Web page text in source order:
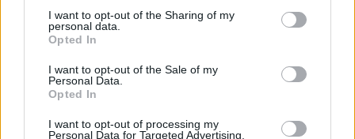
I want to opt-out of the Sharing of my
personal data.
Opted In
I want to opt-out of the Sale of my
Personal Data.
Opted In
I want to opt-out of processing my
Personal Data for Targeted Advertising.
Username or E-mail
Password